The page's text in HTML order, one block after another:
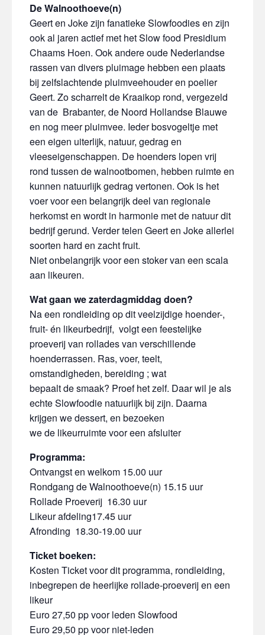
De Walnoothoeve(n)
Geert en Joke zijn fanatieke Slowfoodies en zijn
ook al jaren actief met het Slow food Presidium
Chaams Hoen. Ook andere oude Nederlandse
rassen van divers pluimage hebben een plaats
bij zelfslachtende pluimveehouder en poelier
Geert. Zo scharrelt de Kraaikop rond, vergezeld
van de Brabanter, de Noord Hollandse Blauwe
en nog meer pluimvee. Ieder bosvogeltje met
een eigen uiterlijk, natuur, gedrag en
vleeseigenschappen. De hoenders lopen vrij
rond tussen de walnootbomen, hebben ruimte en
kunnen natuurlijk gedrag vertonen. Ook is het
voer voor een belangrijk deel van regionale
herkomst en wordt in harmonie met de natuur dit
bedrijf gerund. Verder telen Geert en Joke allerlei
soorten hard en zacht fruit.
Niet onbelangrijk voor een stoker van een scala
aan likeuren.
Wat gaan we zaterdagmiddag doen?
Na een rondleiding op dit veelzijdige hoender-,
fruit- én likeurbedrijf, volgt een feestelijke
proeverij van rollades van verschillende
hoenderrassen. Ras, voer, teelt,
omstandigheden, bereiding ; wat
bepaalt de smaak? Proef het zelf. Daar wil je als
echte Slowfoodie natuurlijk bij zijn. Daarna
krijgen we dessert, en bezoeken
we de likeurruimte voor een afsluiter
Programma:
Ontvangst en welkom 15.00 uur
Rondgang de Walnoothoeve(n) 15.15 uur
Rollade Proeverij 16.30 uur
Likeur afdeling17.45 uur
Afronding 18.30-19.00 uur
Ticket boeken:
Kosten Ticket voor dit programma, rondleiding,
inbegrepen de heerlijke rollade-proeverij en een
likeur
Euro 27,50 pp voor leden Slowfood
Euro 29,50 pp voor niet-leden